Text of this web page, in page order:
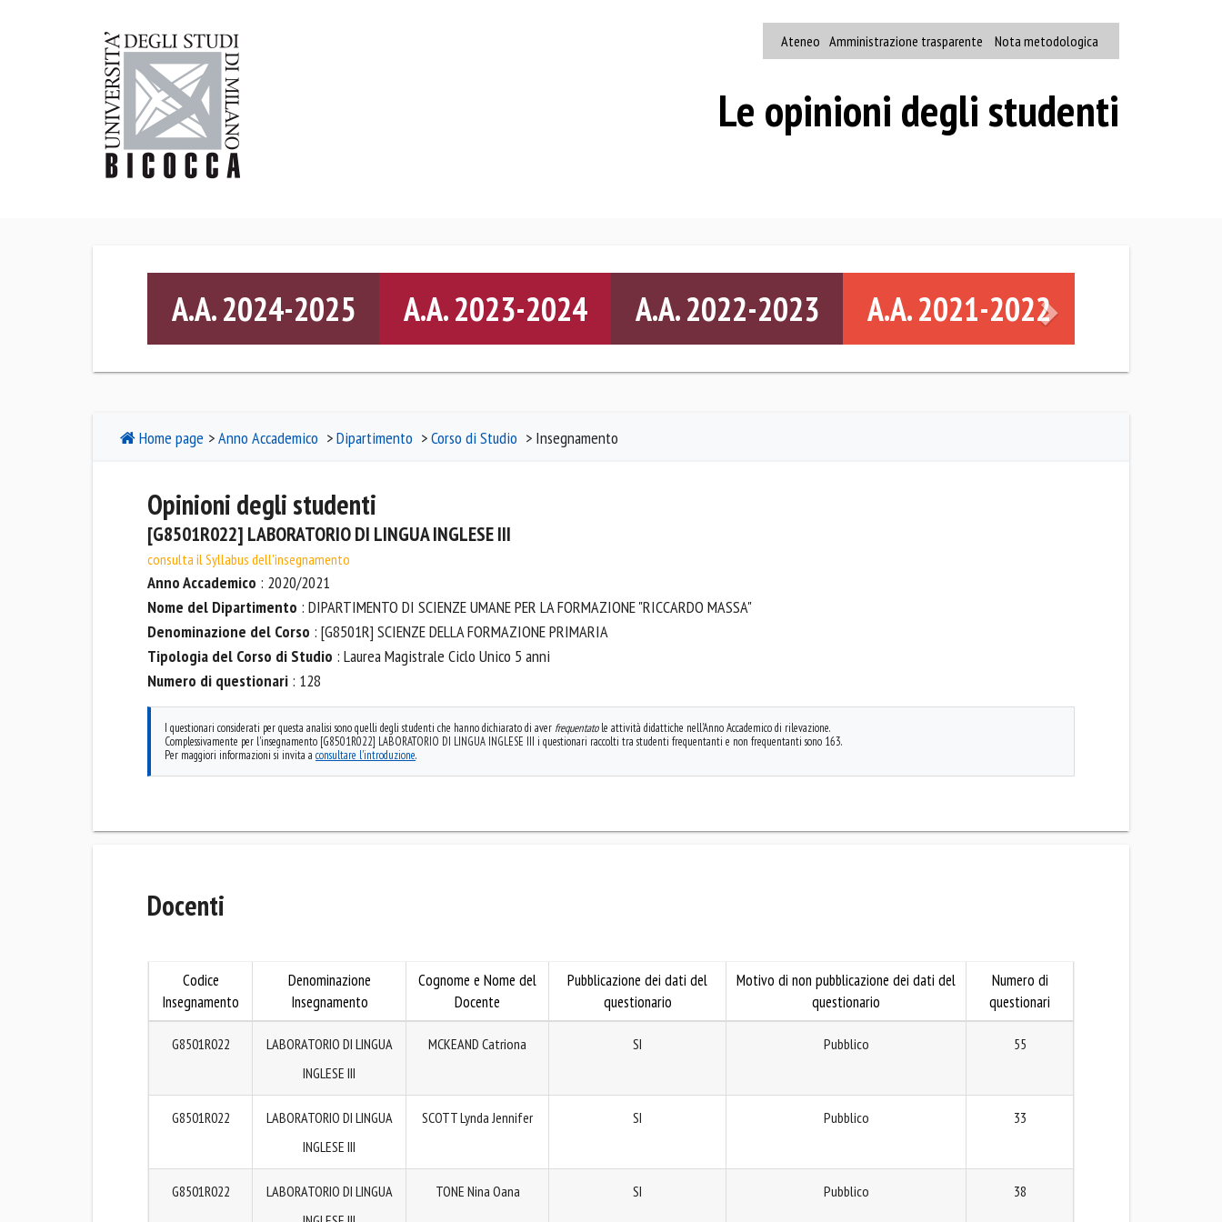
Ateneo Amministrazione trasparente Nota metodologica
Le opinioni degli studenti
A.A. 2024-2025 A.A. 2023-2024 A.A. 2022-2023 A.A. 2021-2022
Home page >Anno Accademico >Dipartimento >Corso di Studio > Insegnamento
Opinioni degli studenti
[G8501R022] LABORATORIO DI LINGUA INGLESE III
consulta il Syllabus dell'insegnamento
Anno Accademico : 2020/2021
Nome del Dipartimento : DIPARTIMENTO DI SCIENZE UMANE PER LA FORMAZIONE "RICCARDO MASSA"
Denominazione del Corso : [G8501R] SCIENZE DELLA FORMAZIONE PRIMARIA
Tipologia del Corso di Studio : Laurea Magistrale Ciclo Unico 5 anni
Numero di questionari : 128
I questionari considerati per questa analisi sono quelli degli studenti che hanno dichiarato di aver frequentatole attività didattiche nell'Anno Accademico di rilevazione.
Complessivamente per l'insegnamento [G8501R022] LABORATORIO DI LINGUA INGLESE III i questionari raccolti tra studenti frequentanti e non frequentanti sono 163.
Per maggiori informazioni si invita a consultare l'introduzione.
Docenti
Codice
Insegnamento
Denominazione
Insegnamento
Cognome e Nome del
Docente
Pubblicazione dei dati del
questionario
Motivo di non pubblicazione dei dati del
questionario
Numero di
questionari
G8501R022
LABORATORIO DI LINGUA
INGLESE III
MCKEAND Catriona SI Pubblico 55
G8501R022
LABORATORIO DI LINGUA
INGLESE III
SCOTT Lynda Jennifer SI Pubblico 33
G8501R022
LABORATORIO DI LINGUA
TONE Nina Oana SI Pubblico 38